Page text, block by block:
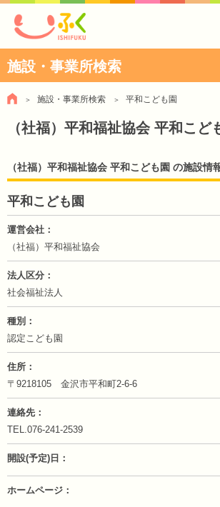
施設・事業所検索
施設・事業所検索 平和こども園
（社福）平和福祉協会 平和こど
（社福）平和福祉協会 平和こども園 の施設情
平和こども園
運営会社
（社福）平和福祉協会
法人区分
社会福祉法人
種別
認定こども園
住所
〒9218105 金沢市平和町2-6-6
連絡先
TEL.076-241-2539
開設(予定)日
ホームページ